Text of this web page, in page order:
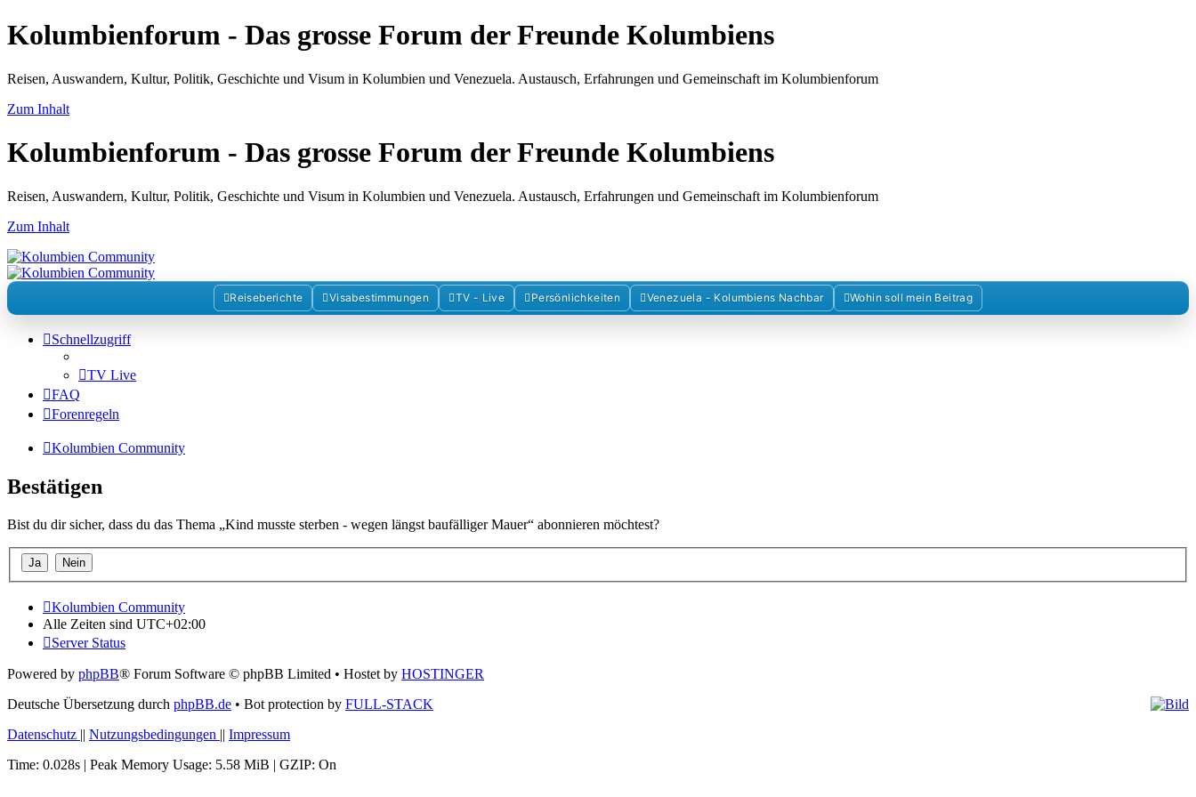
Kolumbienforum - Das grosse Forum der Freunde Kolumbiens
Reisen, Auswandern, Kultur, Politik, Geschichte und Visum in Kolumbien und Venezuela. Austausch, Erfahrungen und Gemeinschaft im Kolumbienforum
Zum Inhalt
Kolumbienforum - Das grosse Forum der Freunde Kolumbiens
Reisen, Auswandern, Kultur, Politik, Geschichte und Visum in Kolumbien und Venezuela. Austausch, Erfahrungen und Gemeinschaft im Kolumbienforum
Zum Inhalt
Reiseberichte Visabestimmungen TV - Live Persönlichkeiten Venezuela - Kolumbiens Nachbar Wohin soll mein Beitrag
Schnellzugriff
TV Live
FAQ
Forenregeln
Kolumbien Community
Bestätigen
Bist du dir sicher, dass du das Thema „Kind musste sterben - wegen längst baufälliger Mauer“ abonnieren möchtest?
Kolumbien Community
Alle Zeiten sind UTC+02:00
Server Status
Powered by phpBB® Forum Software © phpBB Limited • Hostet by HOSTINGER
Deutsche Übersetzung durch phpBB.de • Bot protection by FULL-STACK
Datenschutz || Nutzungsbedingungen || Impressum
Time: 0.028s | Peak Memory Usage: 5.58 MiB | GZIP: On